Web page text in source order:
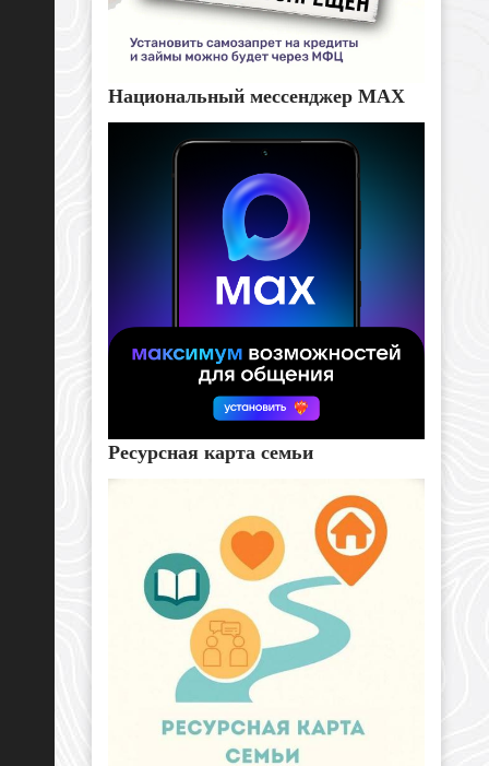
Национальный мессенджер MAX
Ресурсная карта семьи